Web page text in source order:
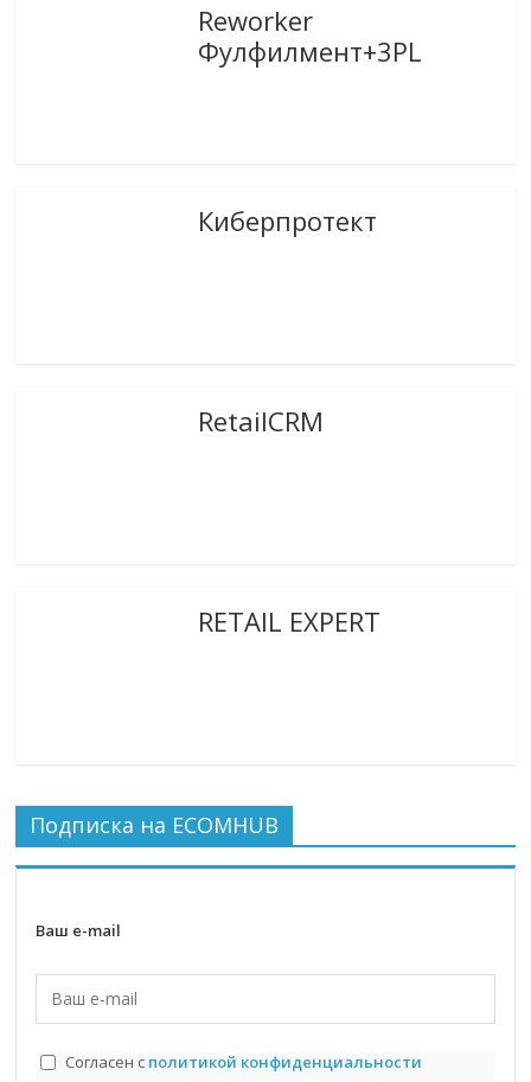
Reworker
Фулфилмент+3PL
Киберпротект
RetailCRM
RETAIL EXPERT
Подписка на ECOMHUB
Ваш e-mail
Согласен с политикой конфиденциальности